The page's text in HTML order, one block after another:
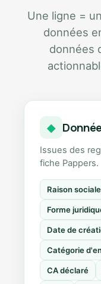
Une ligne =
données
données
◆
Issues des
fiche Pappers.
Raison sociale
Forme
Date de
Catégorie
CA déclaré